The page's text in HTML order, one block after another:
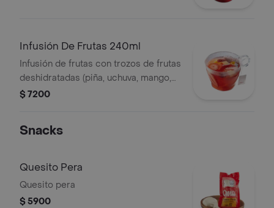
Infusión De Frutas 240ml
Infusión de frutas con trozos de frutas
deshidratadas (piña, uchuva, mango,
fresa, papaya ,manzana)
$ 7200
Snacks
Quesito Pera
Quesito pera
$ 5900